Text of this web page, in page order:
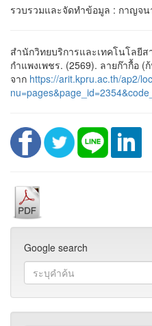
รวบรวมและจัดทำข้อมูล : กาญจ
สำนักวิทยบริการและเทคโนโลยี
กำแพงเพชร. (2569). ลายก๊ากื้อ
จาก https://arit.kpru.ac.th/ap2/
Google search